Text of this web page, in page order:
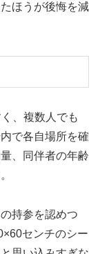
ほうが後悔を減
、複数人でも
で各自場所を確
、同伴者の年齢
持参を認めつ
センチのシー